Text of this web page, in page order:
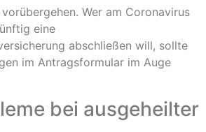
Wer am Coronavirus
eine
abschließen will, sollte
im Antragsformular im Auge
bei ausgeheilter